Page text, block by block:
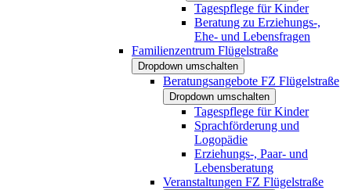
Tagespflege für Kinder
Beratung zu Erziehungs-,
Ehe- und Lebensfragen
Familienzentrum Flügelstraße
Dropdown umschalten
Beratungsangebote FZ Flügelstraße
Dropdown umschalten
Tagespflege für Kinder
Sprachförderung und
Logopädie
Erziehungs-, Paar- und
Lebensberatung
Veranstaltungen FZ Flügelstraße